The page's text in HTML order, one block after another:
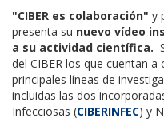
"CIBER es colaboración" y
presenta su nuevo vídeo
a su actividad científica.
del CIBER los que cuentan
principales líneas de
incluidas las dos
Infecciosas (CIBERINFEC) y